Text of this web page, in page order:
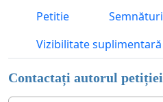
Petitie Semnături
Vizibilitate suplimentară
Contactați autorul petiției